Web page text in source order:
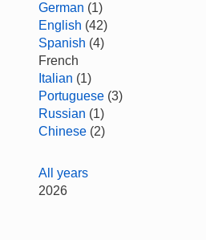
German (1)
English (42)
Spanish (4)
French
Italian (1)
Portuguese (3)
Russian (1)
Chinese (2)
All years
2026